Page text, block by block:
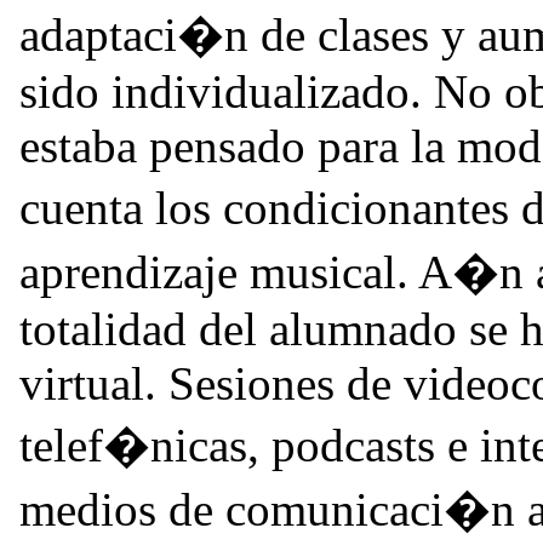
adaptaci�n de clases y
sido individualizado. No
estaba pensado para la
cuenta los condicionantes
aprendizaje musical. A�n
totalidad del alumnado se
virtual. Sesiones de
telef�nicas, podcasts e
medios de comunicaci�n